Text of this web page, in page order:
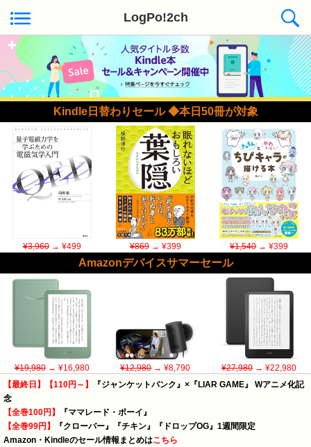
LogPo!2ch
Kindle日替わりセール ◆本日50冊が対象
¥3,960→ ¥499 ¥869→ ¥399 ¥1,540→ ¥399
Amazonデバイスサマーセール
¥19,980→ ¥16,980 ¥12,980→ ¥8,790 ¥27,980→ ¥22,980
【最終日】【110円～】
『ジャンケットバンク』×『LIAR GAME』 Wアニメ化記
念
【全巻100円】
『ママレード・ボーイ』
【全巻99円】
『クローバー』『チキン』『ドロップOG』1週間限定
Amazon・Kindleのセール情報まとめはこちら